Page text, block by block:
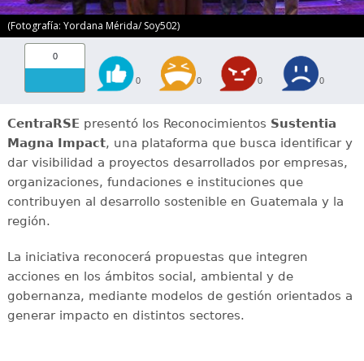
(Fotografía: Yordana Mérida/ Soy502)
0
0 0 0 0
CentraRSEpresentó los Reconocimientos Sustentia
Magna Impact, una plataforma que busca identificar y
dar visibilidad a proyectos desarrollados por empresas,
organizaciones, fundaciones e instituciones que
contribuyen al desarrollo sostenible en Guatemala y la
región.
La iniciativa reconocerá propuestas que integren
acciones en los ámbitos social, ambiental y de
gobernanza, mediante modelos de gestión orientados a
generar impacto en distintos sectores.